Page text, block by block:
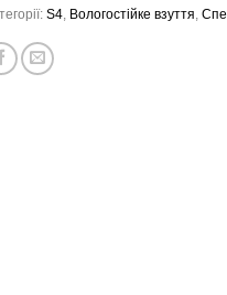
S4 Вологостійке взуття